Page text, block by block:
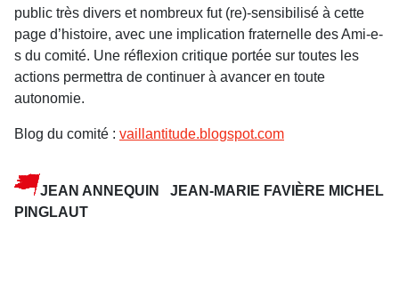
public très divers et nombreux fut (re)-sensibilisé à cette
page d’histoire, avec une implication fraternelle des Ami-e-
s du comité. Une réflexion critique portée sur toutes les
actions permettra de continuer à avancer en toute
autonomie.
Blog du comité : vaillantitude.blogspot.com
JEAN ANNEQUIN JEAN-MARIE FAVIÈRE MICHEL
PINGLAUT